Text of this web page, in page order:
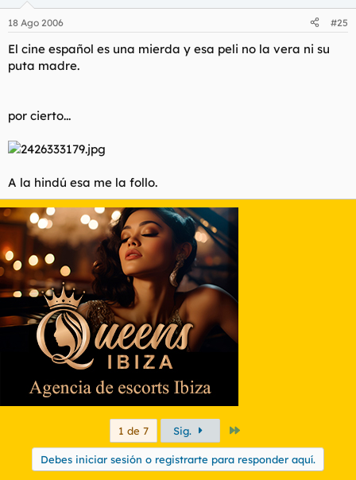
18 Ago 2006 #25
El cine español es una mierda y esa peli no la vera ni su
puta madre.
por cierto...
A la hindú esa me la follo.
1 de 7 Sig.
Debes iniciar sesión o registrarte para responder aquí.